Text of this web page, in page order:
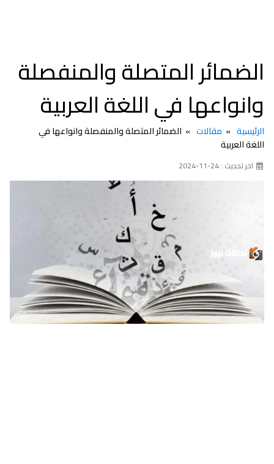
الضمائر المتصلة والمنفصلة
وانواعها في اللغة العربية
الرئيسية مقالات
الضمائر المتصلة والمنفصلة وانواعها في
اللغة العربية
اخر تحديث : 24-11-2024